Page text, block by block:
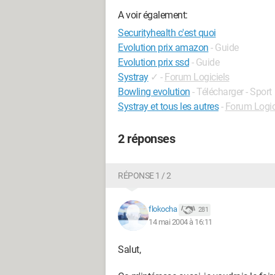
A voir également:
Securityhealth c'est quoi
Evolution prix amazon - Guide
Evolution prix ssd - Guide
Systray ✓ - Forum Logiciels
Bowling evolution - Télécharger - Sport
Systray et tous les autres - Forum
2 réponses
RÉPONSE 1 / 2
flokocha 281
14 mai 2004 à 16:11
Salut,